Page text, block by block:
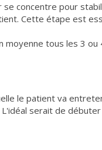
concentre pour
Cette étape est
tous les 3 ou
le patient va
serait de